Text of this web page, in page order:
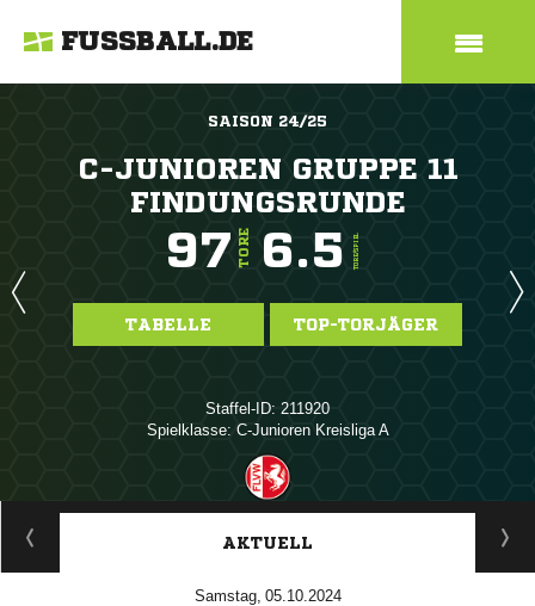
FUSSBALL.DE
SAISON 24/25
C-JUNIOREN GRUPPE 11
FINDUNGSRUNDE
97 TORE 6.5 TORE/SPIEL
TABELLE TOP-TORJÄGER
Staffel-ID: 211920
Spielklasse: C-Junioren Kreisliga A
ANZEIGE
AKTUELL
 